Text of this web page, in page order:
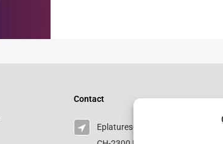
Contact
Eplatures-grise 17